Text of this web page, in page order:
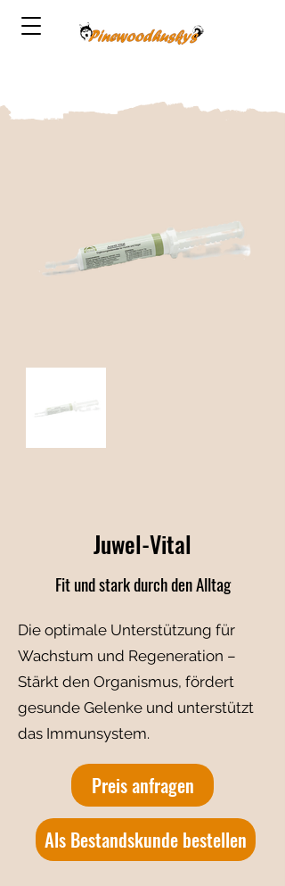
Juwel-Vital
Fit und stark durch den Alltag
Die optimale Unterstützung für
Wachstum und Regeneration –
Stärkt den Organismus, fördert
gesunde Gelenke und unterstützt
das Immunsystem.
Preis anfragen
Als Bestandskunde bestellen